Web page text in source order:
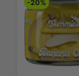
-20%